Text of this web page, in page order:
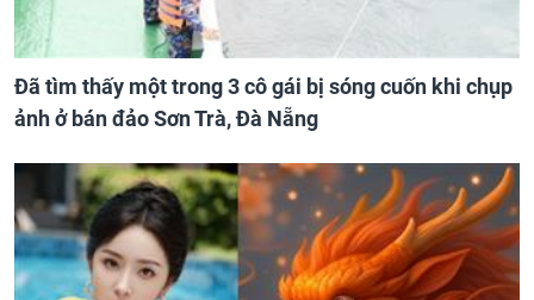
Đã tìm thấy một trong 3 cô gái bị sóng cuốn khi chụp
ảnh ở bán đảo Sơn Trà, Đà Nẵng